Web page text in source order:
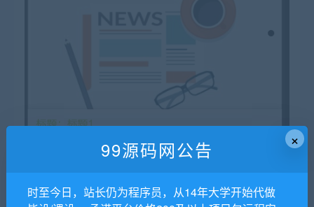
×
99源码网公告
时至今日，站长仍为程序员，从14年大学开始代做